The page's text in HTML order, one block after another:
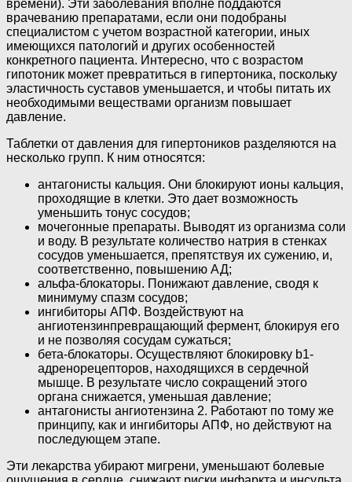
времени). Эти заболевания вполне поддаются
врачеванию препаратами, если они подобраны
специалистом с учетом возрастной категории, иных
имеющихся патологий и других особенностей
конкретного пациента. Интересно, что с возрастом
гипотоник может превратиться в гипертоника, поскольку
эластичность суставов уменьшается, и чтобы питать их
необходимыми веществами организм повышает
давление.
Таблетки от давления для гипертоников разделяются на
несколько групп. К ним относятся:
антагонисты кальция. Они блокируют ионы кальция,
проходящие в клетки. Это дает возможность
уменьшить тонус сосудов;
мочегонные препараты. Выводят из организма соли
и воду. В результате количество натрия в стенках
сосудов уменьшается, препятствуя их сужению, и,
соответственно, повышению АД;
альфа-блокаторы. Понижают давление, сводя к
минимуму спазм сосудов;
ингибиторы АПФ. Воздействуют на
ангиотензинпревращающий фермент, блокируя его
и не позволяя сосудам сужаться;
бета-блокаторы. Осуществляют блокировку b1-
адренорецепторов, находящихся в сердечной
мышце. В результате число сокращений этого
органа снижается, уменьшая давление;
антагонисты ангиотензина 2. Работают по тому же
принципу, как и ингибиторы АПФ, но действуют на
последующем этапе.
Эти лекарства убирают мигрени, уменьшают болевые